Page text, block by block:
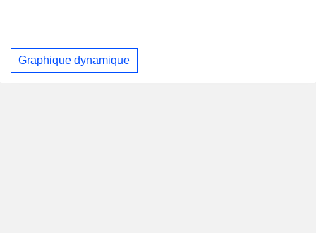
Graphique dynamique